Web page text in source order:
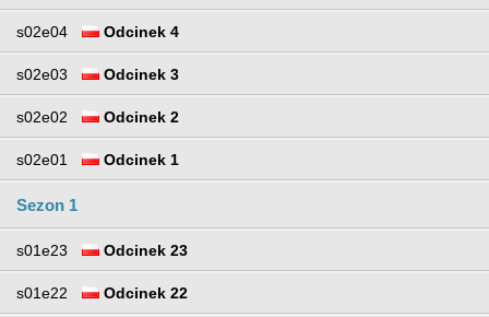
s02e04 Odcinek 4
s02e03 Odcinek 3
s02e02 Odcinek 2
s02e01 Odcinek 1
Sezon 1
s01e23 Odcinek 23
s01e22 Odcinek 22